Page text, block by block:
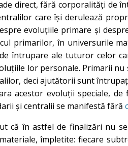
direct, fără corporalități de
care își derulează
evoluțiile primare și
primarilor, în universurile
întrupare ale tuturor celor
lor personale. Primarii
deci ajutătorii sunt
acestor evoluții speciale,
și centralii se manifestă fără
că în astfel de finalizări nu
împletite: fiecare